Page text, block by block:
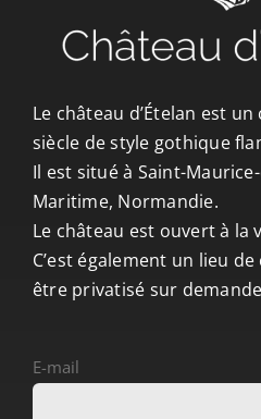
Le château d’Ételan est un
siècle de style gothique
Il est situé à Saint-
Maritime, Normandie.
Le château est ouvert à la
C’est également un lieu
être privatisé sur
E-mail